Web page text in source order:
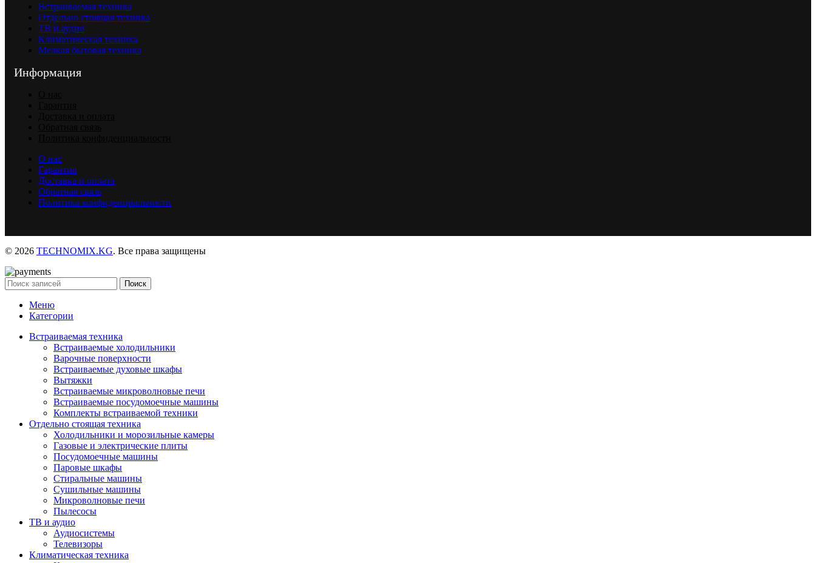
Встраиваемая техника
Отдельно стоящая техника
ТВ и аудио
Климатическая техника
Мелкая бытовая техника
Информация
О нас
Гарантия
Доставка и оплата
Обратная связь
Политика конфиденциальности
© 2026 TECHNOMIX.KG. Все права защищены
Поиск
Меню
Категории
Встраиваемая техника
Встраиваемые холодильники
Варочные поверхности
Встраиваемые духовые шкафы
Вытяжки
Встраиваемые микроволновые печи
Встраиваемые посудомоечные машины
Комплекты встраиваемой техники
Отдельно стоящая техника
Холодильники и морозильные камеры
Газовые и электрические плиты
Посудомоечные машины
Паровые шкафы
Стиральные машины
Сушильные машины
Микроволновые печи
Пылесосы
ТВ и аудио
Аудиосистемы
Телевизоры
Климатическая техника